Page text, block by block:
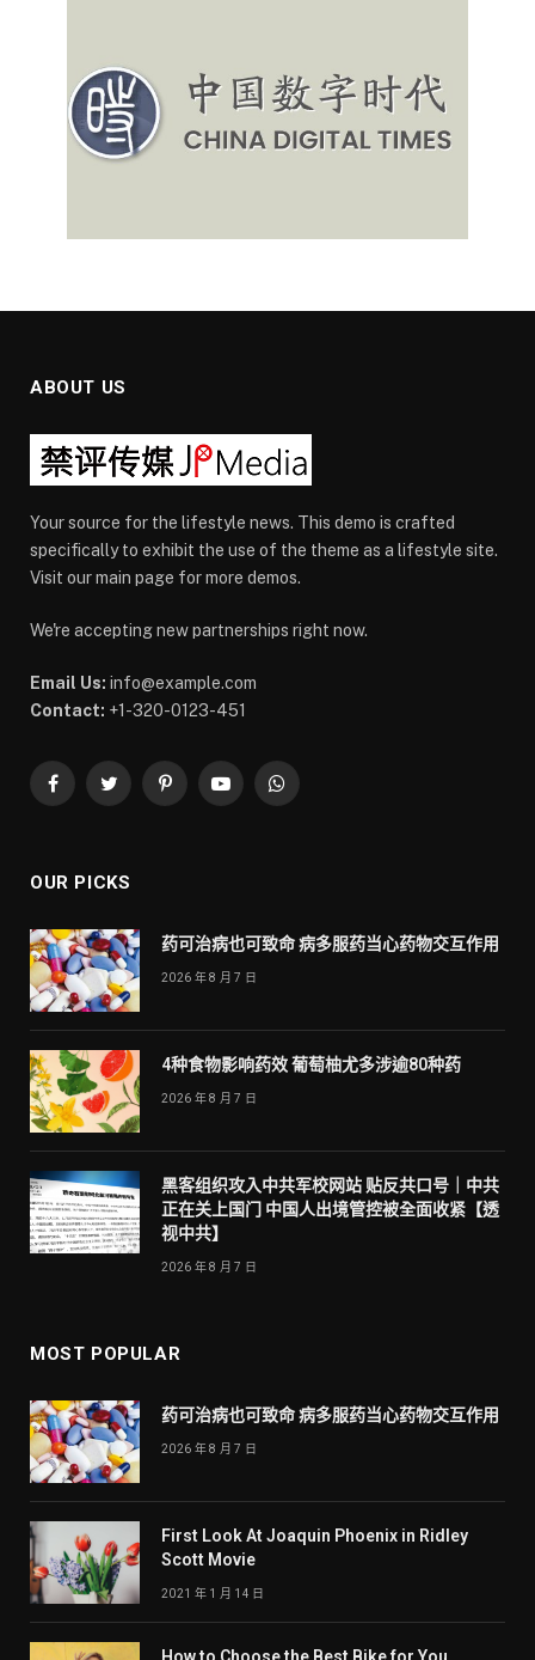
ABOUT US
Your source for the lifestyle news. This demo is crafted
specifically to exhibit the use of the theme as a lifestyle site.
Visit our main page for more demos.
We're accepting new partnerships right now.
Email Us: info@example.com
Contact: +1-320-0123-451
FacebookTwitterPinterestYouTubeWhatsApp
OUR PICKS
药可治病也可致命 病多服药当心药物交互作用
2026 年 8 月 7 日
4种食物影响药效 葡萄柚尤多涉逾80种药
2026 年 8 月 7 日
黑客组织攻入中共军校网站 贴反共口号｜中共
正在关上国门 中国人出境管控被全面收紧【透
视中共】
2026 年 8 月 7 日
MOST POPULAR
药可治病也可致命 病多服药当心药物交互作用
2026 年 8 月 7 日
First Look At Joaquin Phoenix in Ridley
Scott Movie
2021 年 1 月 14 日